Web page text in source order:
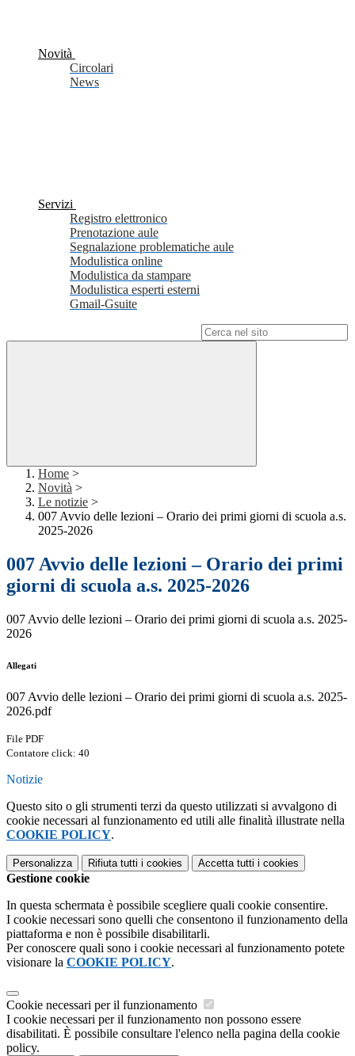
Novità
Circolari
News
Servizi
Registro elettronico
Prenotazione aule
Segnalazione problematiche aule
Modulistica online
Modulistica da stampare
Modulistica esperti esterni
Gmail-Gsuite
Home >
Novità >
Le notizie >
007 Avvio delle lezioni – Orario dei primi giorni di scuola a.s.
2025-2026
007 Avvio delle lezioni – Orario dei primi
giorni di scuola a.s. 2025-2026
007 Avvio delle lezioni – Orario dei primi giorni di scuola a.s. 2025-
2026
Allegati
007 Avvio delle lezioni – Orario dei primi giorni di scuola a.s. 2025-
2026.pdf
File PDF
Contatore click: 40
Notizie
Questo sito o gli strumenti terzi da questo utilizzati si avvalgono di
cookie necessari al funzionamento ed utili alle finalità illustrate nella
COOKIE POLICY.
Personalizza Rifiuta tutti i cookies Accetta tutti i cookies
Gestione cookie
In questa schermata è possibile scegliere quali cookie consentire.
I cookie necessari sono quelli che consentono il funzionamento della
piattaforma e non è possibile disabilitarli.
Per conoscere quali sono i cookie necessari al funzionamento potete
visionare la COOKIE POLICY.
Cookie necessari per il funzionamento
I cookie necessari per il funzionamento non possono essere
disabilitati. È possibile consultare l'elenco nella pagina della cookie
policy.